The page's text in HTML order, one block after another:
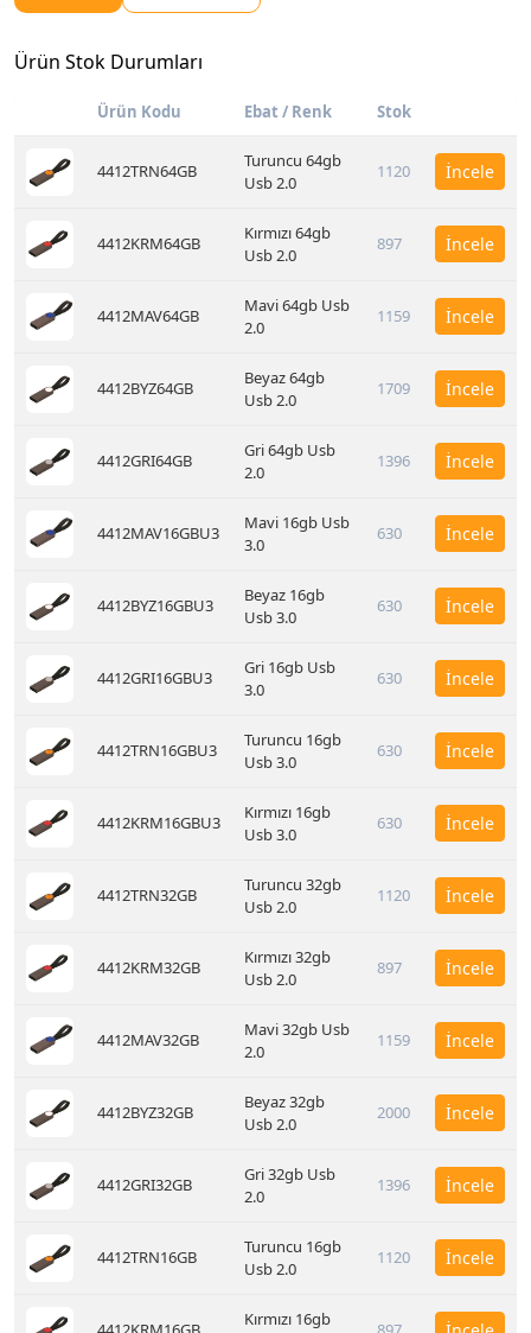
Ürün Stok Durumları
Ürün Kodu Ebat / Renk Stok
4412TRN64GB
Turuncu 64gb
Usb 2.0
1120 İncele
4412KRM64GB
Kırmızı 64gb
Usb 2.0
897 İncele
4412MAV64GB
Mavi 64gb Usb
2.0
1159 İncele
4412BYZ64GB
Beyaz 64gb
Usb 2.0
1709 İncele
4412GRI64GB
Gri 64gb Usb
2.0
1396 İncele
4412MAV16GBU3
Mavi 16gb Usb
3.0
630 İncele
4412BYZ16GBU3
Beyaz 16gb
Usb 3.0
630 İncele
4412GRI16GBU3
Gri 16gb Usb
3.0
630 İncele
4412TRN16GBU3
Turuncu 16gb
Usb 3.0
630 İncele
4412KRM16GBU3
Kırmızı 16gb
Usb 3.0
630 İncele
4412TRN32GB
Turuncu 32gb
Usb 2.0
1120 İncele
4412KRM32GB
Kırmızı 32gb
Usb 2.0
897 İncele
4412MAV32GB
Mavi 32gb Usb
2.0
1159 İncele
4412BYZ32GB
Beyaz 32gb
Usb 2.0
2000 İncele
4412GRI32GB
Gri 32gb Usb
2.0
1396 İncele
4412TRN16GB
Turuncu 16gb
Usb 2.0
1120 İncele
Kırmızı 16gb